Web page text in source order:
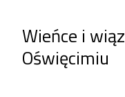
Wieńce i
Oświęcimiu